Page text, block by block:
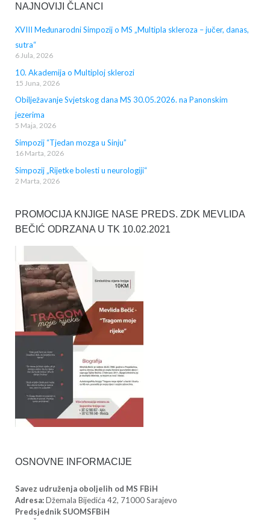
NAJNOVIJI ČLANCI
XVIII Međunarodni Simpozij o MS „Multipla skleroza – jučer, danas,
sutra“
6 Jula, 2026
10. Akademija o Multiploj sklerozi
15 Juna, 2026
Obilježavanje Svjetskog dana MS 30.05.2026. na Panonskim
jezerima
5 Maja, 2026
Simpozij “Tjedan mozga u Sinju”
16 Marta, 2026
Simpozij „Rijetke bolesti u neurologiji“
2 Marta, 2026
PROMOCIJA KNJIGE NASE PREDS. ZDK MEVLIDA
BEČIĆ ODRZANA U TK 10.02.2021
OSNOVNE INFORMACIJE
Savez udruženja oboljelih od MS FBiH
Adresa:Džemala Bijedića 42, 71000 Sarajevo
Predsjednik SUOMSFBiH